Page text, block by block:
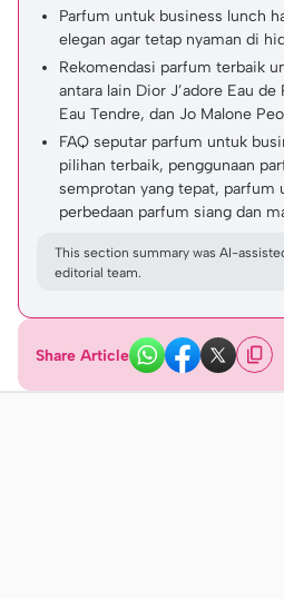
Parfum untuk business lunch
elegan agar tetap nyaman di
Rekomendasi parfum terbaik
antara lain Dior J’adore Eau
Eau Tendre, dan Jo Malone
FAQ seputar parfum untuk
pilihan terbaik, penggunaan
semprotan yang tepat, parfum
perbedaan parfum siang dan
This section summary was AI-
editorial team.
Share Article